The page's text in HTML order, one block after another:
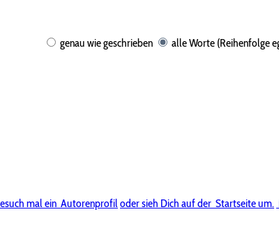
genau wie geschrieben alle Worte (Reihenfolge
mal ein Autorenprofiloder sieh Dich auf der Startseite um.